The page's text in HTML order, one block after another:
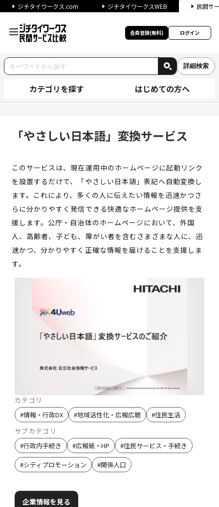
ジチタイワークス.com ジチタイワークスWEB 民間サ
会員登録(無料) ログイン
詳細検索
カテゴリを探す はじめての方へ
「やさしい日本語」変換サービス
このサービスは、現在運用中のホームページに起動リンク
を設置するだけで、「やさしい日本語」表記へ自動変換し
ます。これにより、多くの人に伝えたい情報を迅速かつさ
らに分かりやすく発信できる快適なホームページ提供を支
援します。公庁・自治体のホームページにおいて、外国
人、高齢者、子ども、障がい者を含むさまざまな人に、迅
速かつ、分かりやすく正確な情報を届けることを支援しま
す。
カテゴリ
#情報・行政DX #地域活性化・広報広聴 #住民生活
サブカテゴリ
#行政内手続き #広報紙・HP #住民サービス・手続き
#シティプロモーション #関係人口
企業情報を見る